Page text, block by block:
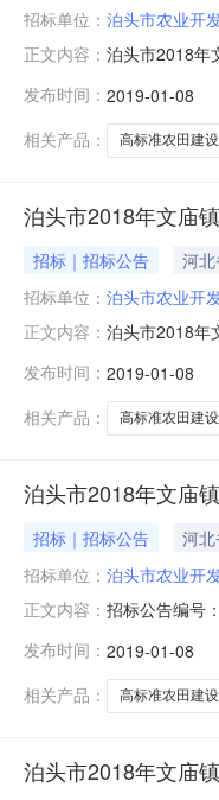
招标单位： 泊头市农业开
正文内容： 泊头市2018年
目业主为泊头
行公开招标
发布时间： 2019-01-08
相关产品：
高标准农田建
泊头市2018年文庙
招标｜招标公告 河
招标单位： 泊头市农业开
正文内容： 泊头市2018年
目业主为泊头
行公开招标
发布时间： 2019-01-08
相关产品：
高标准农田建
泊头市2018年文庙
招标｜招标公告 河
招标单位： 泊头市农业开
正文内容： 招标公告编号
农业所属地区
项
发布时间： 2019-01-08
相关产品：
高标准农田建
泊头市2018年文庙